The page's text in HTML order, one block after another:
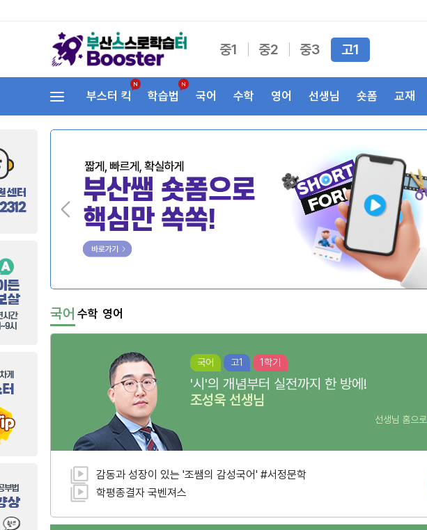
중1 중2 중3 고1
부스터 킥 학습법 국어 수학 영어 선생님 숏폼 교재
국어 수학 영어
국어 고1 1학기
'시'의 개념부터 실전까지 한 방에!
조성욱 선생님
선생님 홈으로
감동과 성장이 있는 '조쌤의 감성국어' #서정문학
학평종결자 국벤져스